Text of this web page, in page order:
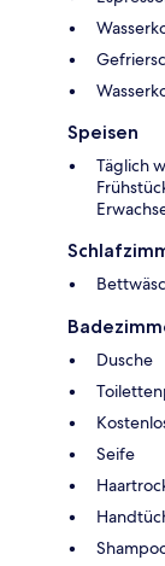
Speisen
Täglich
Dusche
Seife